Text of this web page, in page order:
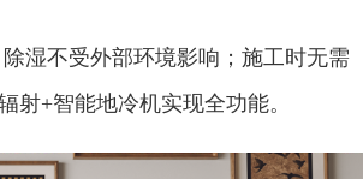
湿不受外部环境影响；施工时无需
射+智能地冷机实现全功能。